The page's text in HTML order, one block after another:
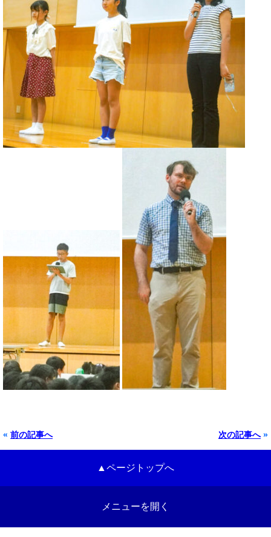
« 前の記事へ 次の記事へ»
▲ページトップへ
メニューを開く